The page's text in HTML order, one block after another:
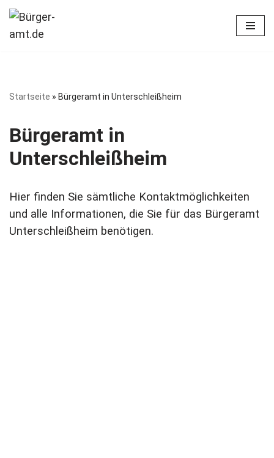
Zum
Startseite » Bürgeramt in Unterschleißheim
Bürgeramt in
Unterschleißheim
Hier finden Sie sämtliche Kontaktmöglichkeiten
und alle Informationen, die Sie für das Bürgeramt
Unterschleißheim benötigen.